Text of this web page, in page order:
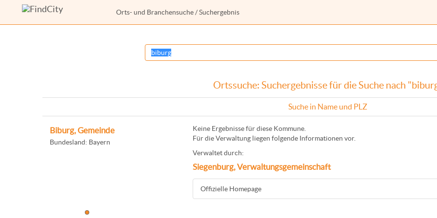
Orts- und Branchensuche / Suchergebnis
Ortssuche: Suchergebnisse für die Suche nach
Suche in Name und PLZ
Biburg, Gemeinde
Bundesland: Bayern
Keine Ergebnisse für diese Kommune.
Für die Verwaltung liegen folgende Informationen vor.
Verwaltet durch:
Siegenburg, Verwaltungsgemeinschaft
Offizielle Homepage